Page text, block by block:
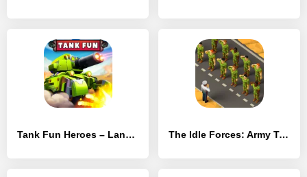
Tank Fun Heroes – Land Forces War The Idle Forces: Army Tycoon